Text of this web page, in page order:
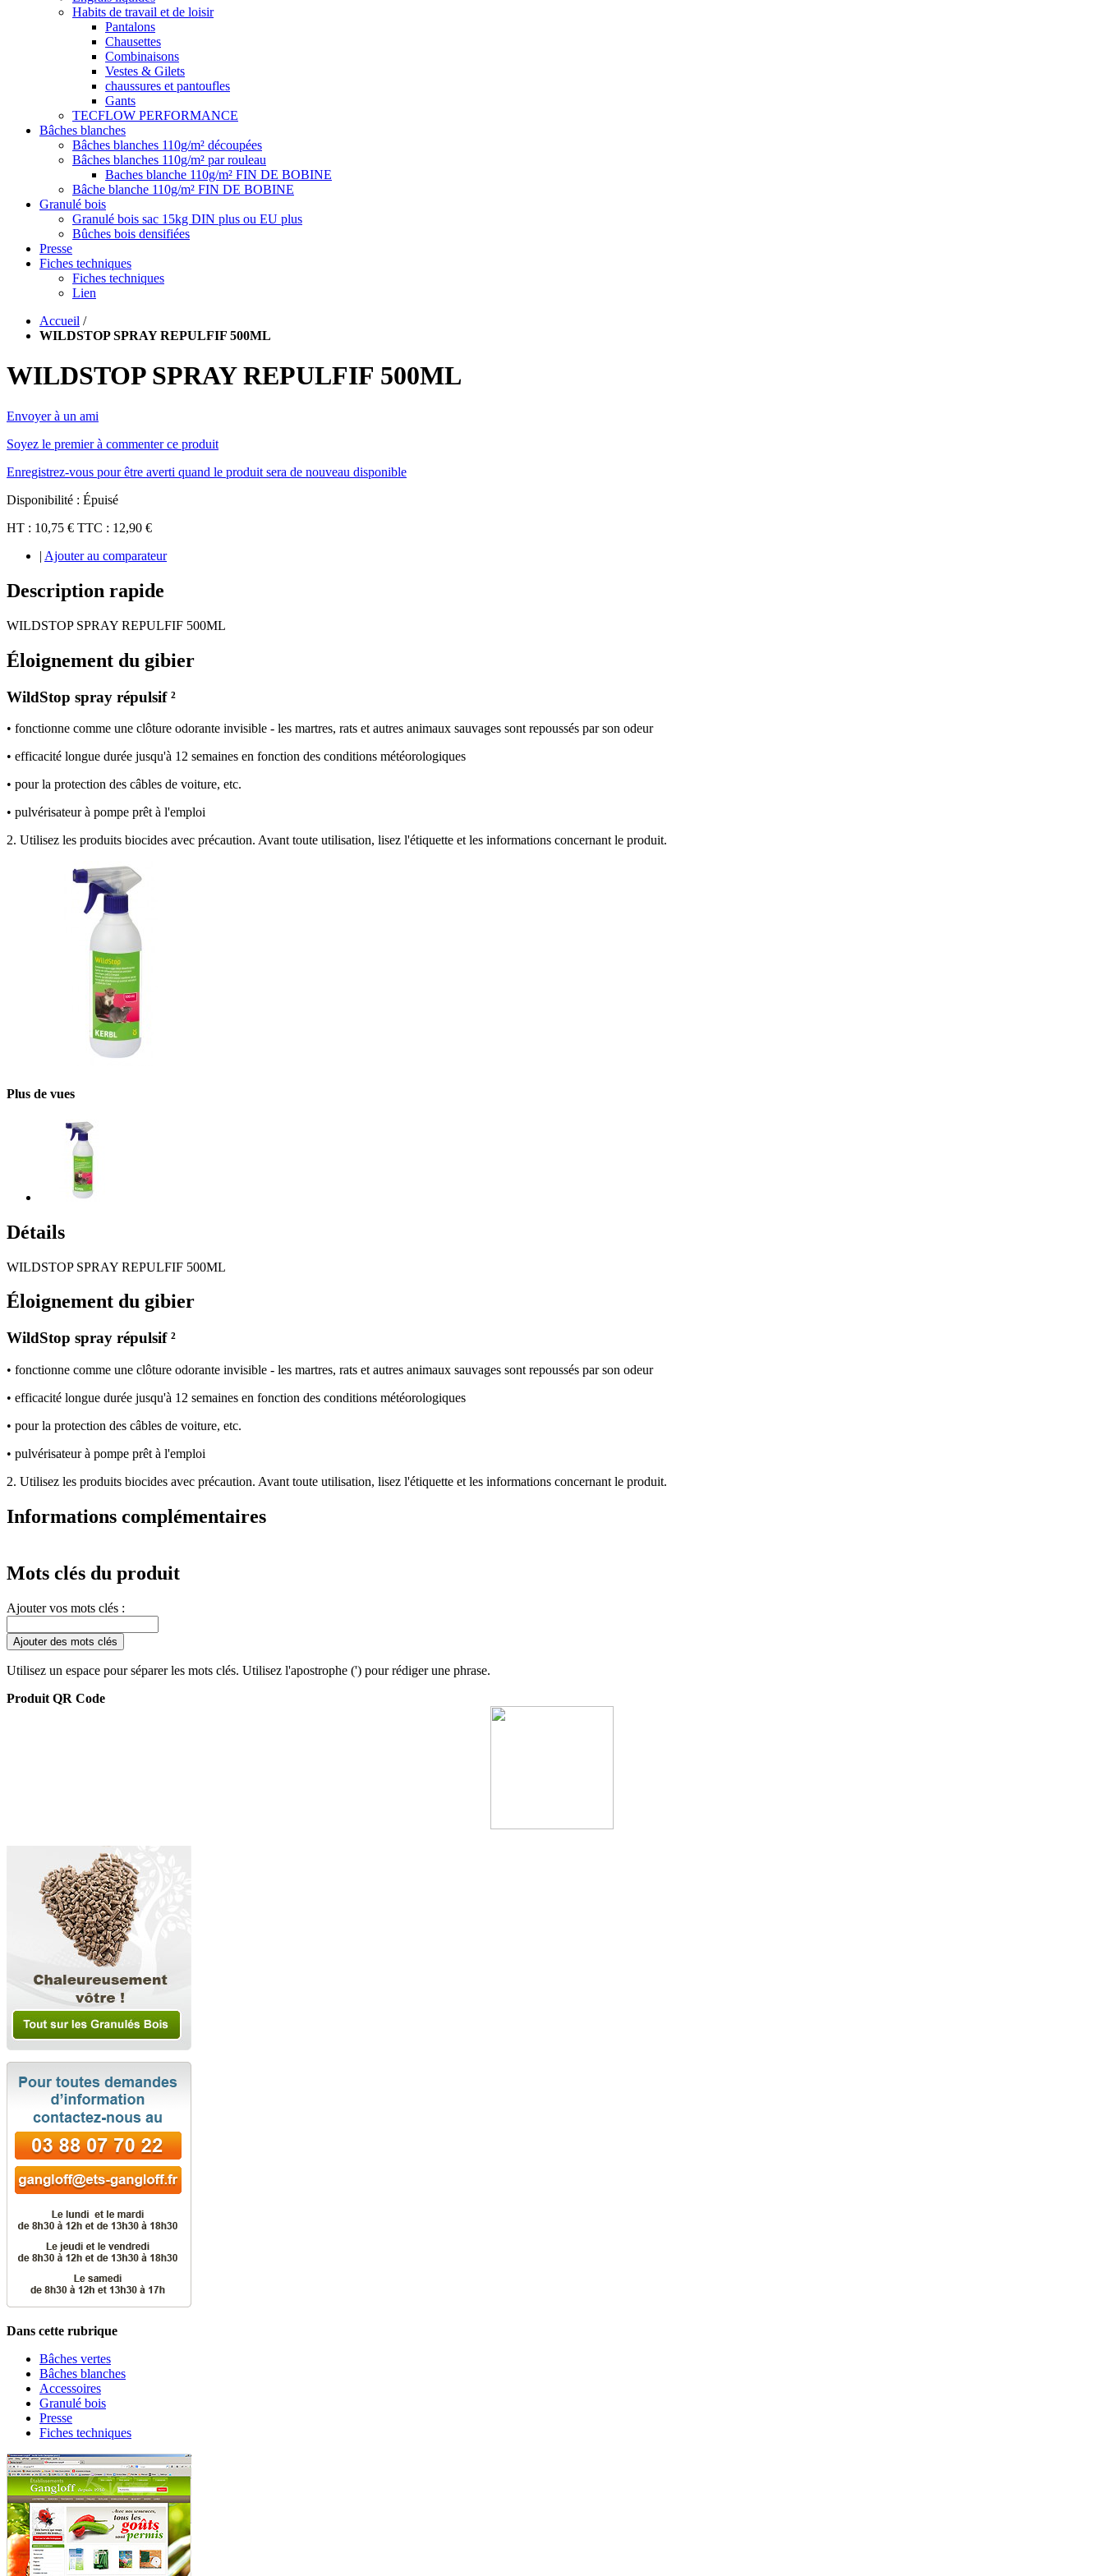
Habits de travail et de loisir
Pantalons
Chausettes
Combinaisons
Vestes & Gilets
chaussures et pantoufles
Gants
TECFLOW PERFORMANCE
Bâches blanches
Bâches blanches 110g/m² découpées
Bâches blanches 110g/m² par rouleau
Baches blanche 110g/m² FIN DE BOBINE
Bâche blanche 110g/m² FIN DE BOBINE
Granulé bois
Granulé bois sac 15kg DIN plus ou EU plus
Bûches bois densifiées
Presse
Fiches techniques
Fiches techniques
Lien
Accueil /
WILDSTOP SPRAY REPULFIF 500ML
WILDSTOP SPRAY REPULFIF 500ML
Envoyer à un ami
Soyez le premier à commenter ce produit
Enregistrez-vous pour être averti quand le produit sera de nouveau disponible
Disponibilité : Épuisé
HT : 10,75 € TTC : 12,90 €
| Ajouter au comparateur
Description rapide
WILDSTOP SPRAY REPULFIF 500ML
Éloignement du gibier
WildStop spray répulsif ²
• fonctionne comme une clôture odorante invisible - les martres, rats et autres animaux sauvages sont repoussés par son odeur
• efficacité longue durée jusqu'à 12 semaines en fonction des conditions météorologiques
• pour la protection des câbles de voiture, etc.
• pulvérisateur à pompe prêt à l'emploi
2. Utilisez les produits biocides avec précaution. Avant toute utilisation, lisez l'étiquette et les informations concernant le produit.
Plus de vues
Détails
WILDSTOP SPRAY REPULFIF 500ML
Éloignement du gibier
WildStop spray répulsif ²
• fonctionne comme une clôture odorante invisible - les martres, rats et autres animaux sauvages sont repoussés par son odeur
• efficacité longue durée jusqu'à 12 semaines en fonction des conditions météorologiques
• pour la protection des câbles de voiture, etc.
• pulvérisateur à pompe prêt à l'emploi
2. Utilisez les produits biocides avec précaution. Avant toute utilisation, lisez l'étiquette et les informations concernant le produit.
Informations complémentaires
Mots clés du produit
Ajouter vos mots clés :
Ajouter des mots clés
Utilisez un espace pour séparer les mots clés. Utilisez l'apostrophe (') pour rédiger une phrase.
Produit QR Code
Dans cette rubrique
Bâches vertes
Bâches blanches
Accessoires
Granulé bois
Presse
Fiches techniques